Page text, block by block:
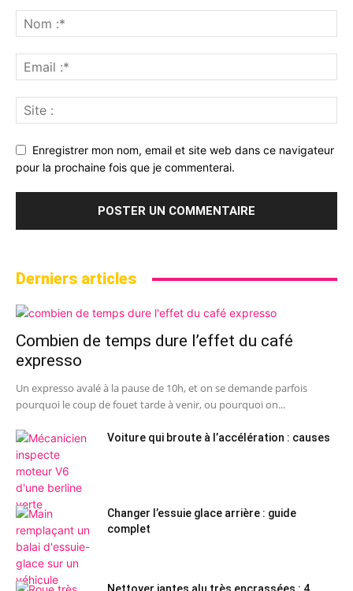
Enregistrer mon nom, email et site web dans ce navigateur
pour la prochaine fois que je commenterai.
Derniers articles
Combien de temps dure l’effet du café
expresso
Un expresso avalé à la pause de 10h, et on se demande parfois
pourquoi le coup de fouet tarde à venir, ou pourquoi on...
Voiture qui broute à l’accélération : causes
Changer l’essuie glace arrière : guide
complet